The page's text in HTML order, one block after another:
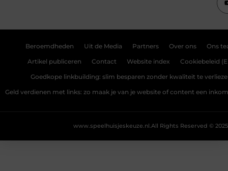
Beroemdheden Uit de Media Partners Over ons Ons
Artikel publiceren Contact Website index Cookiebeleid
Goedkope linkbuilding: slim besparen zonder kwaliteit te
Geld verdienen met links: zo maak je van je website of content een
All Rights Reserved © 2025
www.speelhuisjeskeuze.nl.